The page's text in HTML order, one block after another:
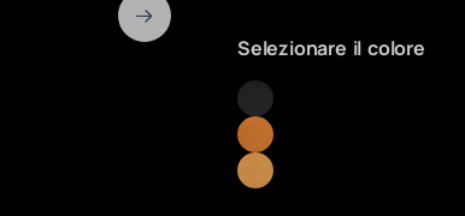
Selezionare il colore